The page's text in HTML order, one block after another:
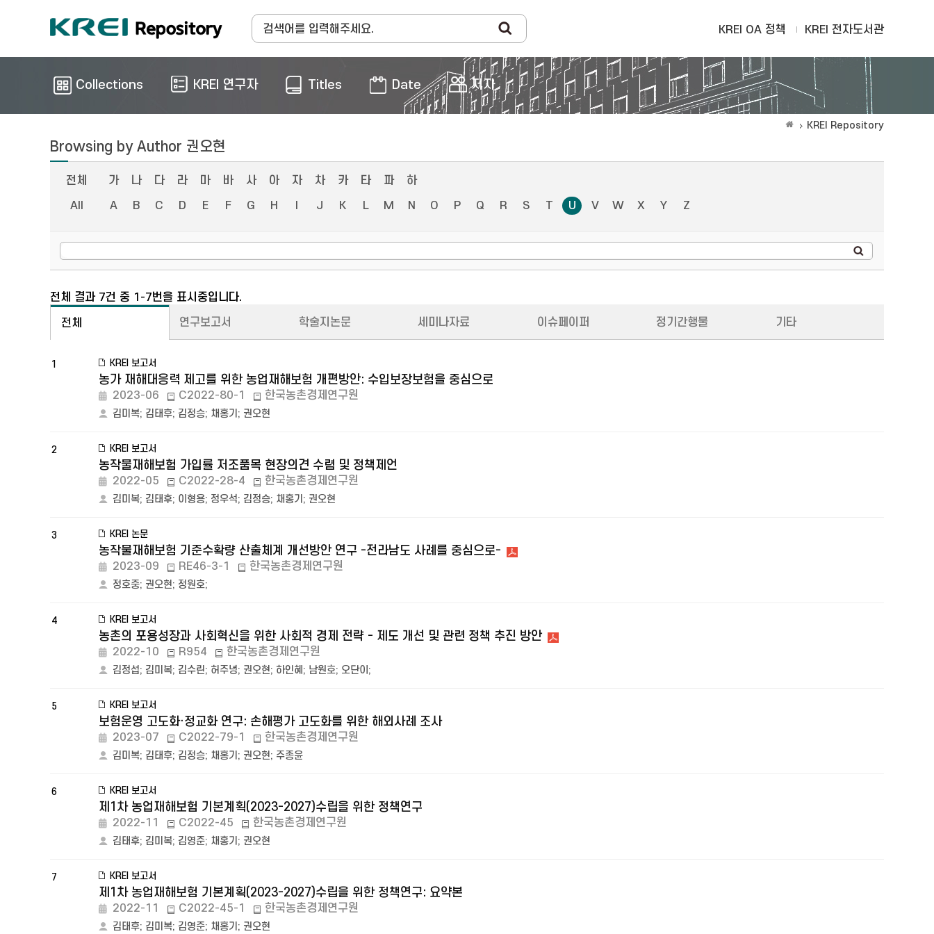
KREI OA 정책 KREI 전자도서관
Collections KREI 연구자 Titles Date 저자
KREI Repository
Browsing by Author 권오현
전체 가 나 다 라 마 바 사 아 자 차 카 타 파
하
All
A B C D E F G H J K L M N O P Q R S T U V W X Y Z
전체 결과 7건 중 1-7번을 표시중입니다.
전체 연구보고서 학술지논문 세미나자료 이슈페이퍼 정기간행물 기타
1 KREI 보고서
농가 재해대응력 제고를 위한 농업재해보험 개편방안: 수입보장보험을 중심으로
2023-06 C2022-80-1 한국농촌경제연구원
김미복; 김태후; 김정승; 채홍기 ; 권오현
2 KREI 보고서
농작물재해보험 가입률 저조품목 현장의견 수렴 및 정책제언
2022-05 C2022-28-4 한국농촌경제연구원
김미복; 김태후; 이형용; 정우석; 김정승; 채홍기 ; 권오현
3 KREI 논문
농작물재해보험 기준수확량 산출체계 개선방안 연구 -전라남도 사례를 중심으로-
2023-09 RE46-3-1 한국농촌경제연구원
정호중; 권오현; 정원호;
4 KREI 보고서
농촌의 포용성장과 사회혁신을 위한 사회적 경제 전략 - 제도 개선 및 관련 정책 추진 방안
2022-10 R954 한국농촌경제연구원
김정섭; 김미복; 김수린; 허주녕; 권오현; 하인혜 ; 남원호; 오단이 ;
5 KREI 보고서
보험운영 고도화·정교화 연구: 손해평가 고도화를 위한 해외사례 조사
2023-07 C2022-79-1 한국농촌경제연구원
김미복; 김태후; 김정승; 채홍기 ; 권오현; 주종윤
6 KREI 보고서
제1차 농업재해보험 기본계획(2023-2027)수립을 위한 정책연구
2022-11 C2022-45 한국농촌경제연구원
김태후; 김미복; 김영준; 채홍기 ; 권오현
7 KREI 보고서
제1차 농업재해보험 기본계획(2023-2027)수립을 위한 정책연구: 요약본
2022-11 C2022-45-1 한국농촌경제연구원
김태후; 김미복; 김영준; 채홍기 ; 권오현